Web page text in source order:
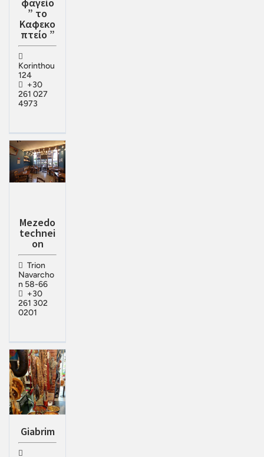
” το
Καφεκο
πτείο ”
Korinthou
124
+30
261 027
4973
Mezedo
technei
on
Trion
Navarcho
n 58-66
+30
261 302
0201
Giabrim